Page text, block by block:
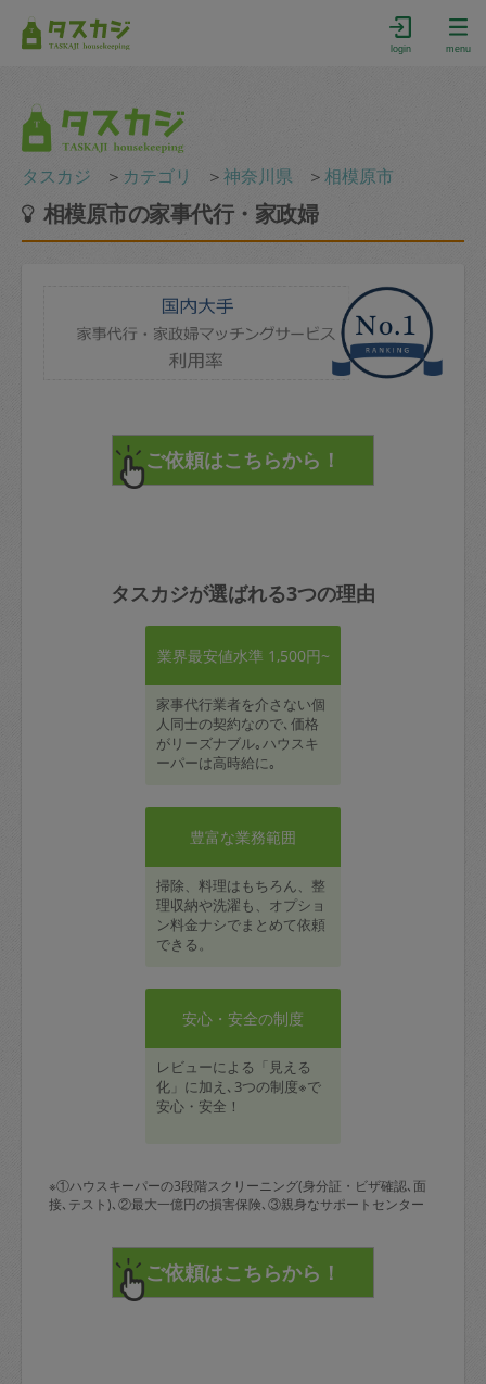
login menu
タスカジ ＞ カテゴリ ＞神奈川県 ＞相模原市
相模原市の家事代行・家政婦
タスカジが選ばれる3つの理由
業界最安値水準 1,500円~
家事代行業者を介さない個
人同士の契約なので､価格
がリーズナブル｡ハウスキ
ーパーは高時給に｡
豊富な業務範囲
掃除、料理はもちろん、整
理収納や洗濯も、オプショ
ン料金ナシでまとめて依頼
できる。
安心・安全の制度
レビューによる「見える
化」に加え､3つの制度※で
安心・安全！
※①ハウスキーパーの3段階スクリーニング(身分証・ビザ確認､面
接､テスト)､②最大一億円の損害保険､③親身なサポートセンター